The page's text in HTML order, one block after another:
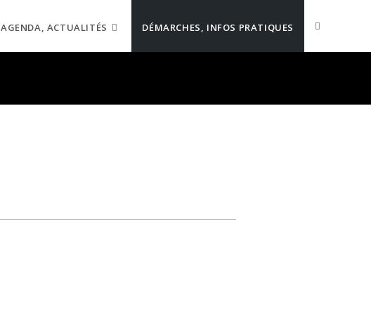
AGENDA, ACTUALITÉS DÉMARCHES, INFOS PRATIQUES